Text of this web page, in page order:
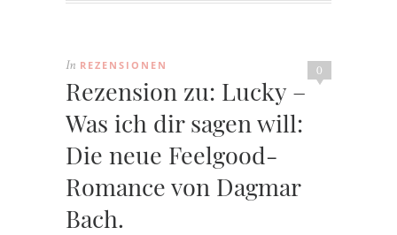
0
In REZENSIONEN
Rezension zu: Lucky –
Was ich dir sagen will:
Die neue Feelgood-
Romance von Dagmar
Bach.